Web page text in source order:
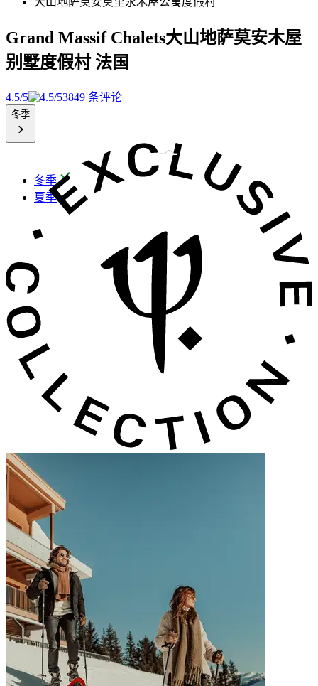
Grand Massif Chalets大山地萨莫安木屋
别墅度假村 法国
4.5/5 3849 条评论
冬季
冬季
夏季